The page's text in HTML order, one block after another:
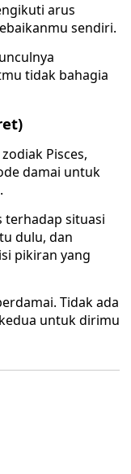
arus
sendiri.
tidak bahagia
Pisces,
damai untuk
terhadap situasi
dulu, dan
pikiran yang
Tidak ada
untuk dirimu